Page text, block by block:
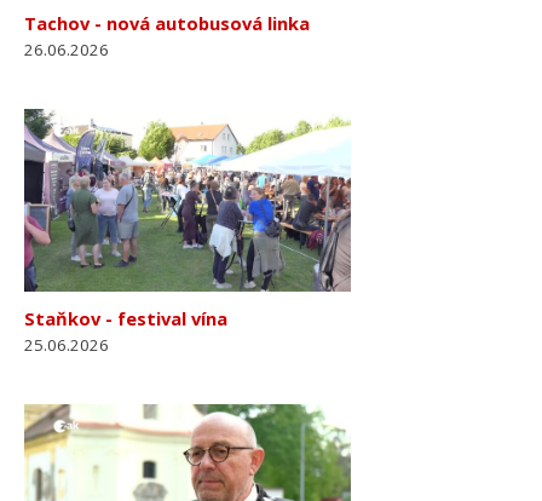
Tachov - nová autobusová linka
26.06.2026
Staňkov - festival vína
25.06.2026